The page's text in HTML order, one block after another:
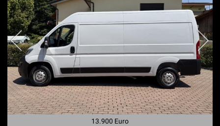
13.900 Euro